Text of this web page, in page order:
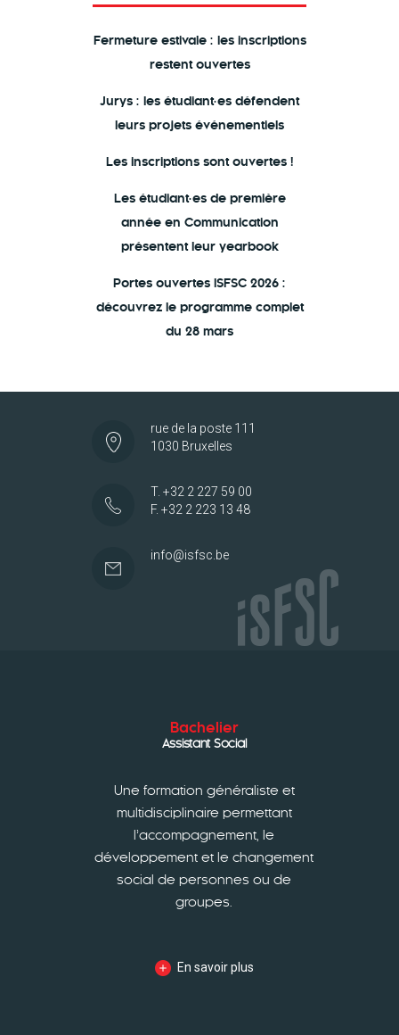
Fermeture estivale : les inscriptions
restent ouvertes
Jurys : les étudiant·es défendent
leurs projets événementiels
Les inscriptions sont ouvertes !
Les étudiant·es de première
année en Communication
présentent leur yearbook
Portes ouvertes ISFSC 2026 :
découvrez le programme complet
du 28 mars
rue de la poste 111
1030 Bruxelles
T. +32 2 227 59 00
F. +32 2 223 13 48
info@isfsc.be
Bachelier
Assistant Social
Une formation généraliste et
multidisciplinaire permettant
l’accompagnement, le
développement et le changement
social de personnes ou de
groupes.
En savoir plus